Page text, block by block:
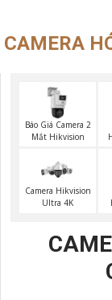
CAMERA
Báo Giá Camera 2
Mắt Hikvision
Camera Hikvision
Ultra 4K